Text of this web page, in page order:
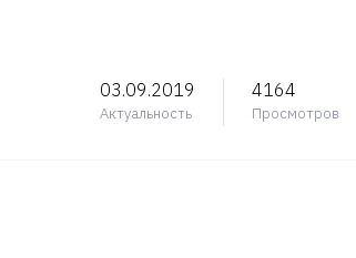
03.09.2019
Актуальность
4164
Просмотров